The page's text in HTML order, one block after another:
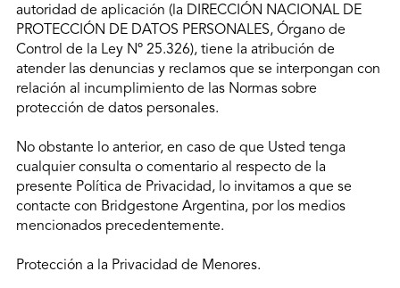
autoridad de aplicación (la DIRECCIÓN NACIONAL DE
PROTECCIÓN DE DATOS PERSONALES, Órgano de
Control de la Ley Nº 25.326), tiene la atribución de
atender las denuncias y reclamos que se interpongan con
relación al incumplimiento de las Normas sobre
protección de datos personales.
No obstante lo anterior, en caso de que Usted tenga
cualquier consulta o comentario al respecto de la
presente Política de Privacidad, lo invitamos a que se
contacte con Bridgestone Argentina, por los medios
mencionados precedentemente.
Protección a la Privacidad de Menores.